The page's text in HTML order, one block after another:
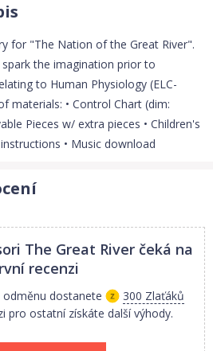
for "The Nation of the Great River".
the imagination prior to
to Human Physiology (ELC-
materials: • Control Chart (dim:
Pieces w/ extra pieces • Children's
• Music download
The Great River čeká na
recenzi
dostanete
300 Zlaťáků
pro ostatní získáte další výhody.